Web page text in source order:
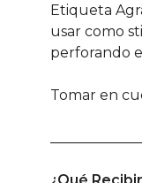
Etiqueta
usar como
perforando
Tomar en
¿Qué